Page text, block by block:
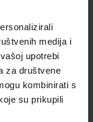
medija i
upotrebi
za društvene
kombinirati s
su prikupili
drugi razred